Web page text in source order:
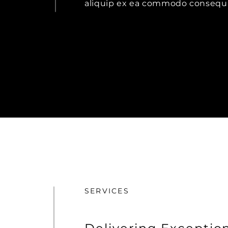
aliquip ex ea commodo
SERVICES